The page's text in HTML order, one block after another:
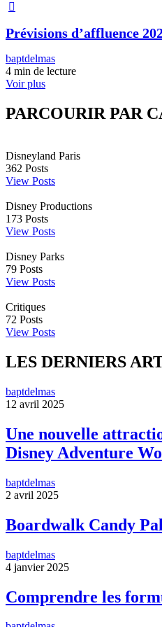
Prévisions d’affluence
baptdelmas
4 min de lecture
Voir plus
PARCOURIR PAR
Disneyland Paris
362 Posts
View Posts
Disney Productions
173 Posts
View Posts
Disney Parks
79 Posts
View Posts
Critiques
72 Posts
View Posts
LES DERNIERS
baptdelmas
12 avril 2025
Une nouvelle
Disney Adventure
baptdelmas
2 avril 2025
Boardwalk Candy
baptdelmas
4 janvier 2025
Comprendre les